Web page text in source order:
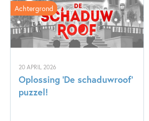
20 APRIL 2026
Oplossing ‘De schaduwroof’
puzzel!
Achtergrond